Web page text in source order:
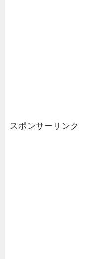
スポンサーリンク